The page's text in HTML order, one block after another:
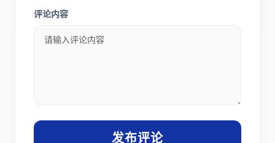
评论内容
发布评论